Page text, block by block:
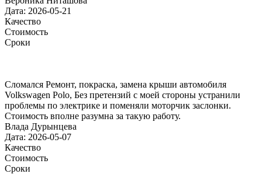
Дата: 2026-05-21
Качество
Стоимость
Сроки
Сломался Ремонт, покраска, замена крыши автомобиля
Volkswagen Polo, Без претензий с моей стороны устранили
проблемы по электрике и поменяли моторчик заслонки.
Стоимость вполне разумна за такую работу.
Влада Дурынцева
Дата: 2026-05-07
Качество
Стоимость
Сроки